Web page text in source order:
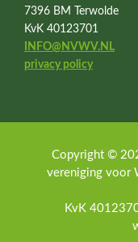
7396 BM Terwolde
KvK 40123701
INFO@NVWV.NL
privacy policy
Copyright ©
vereniging voor
KvK